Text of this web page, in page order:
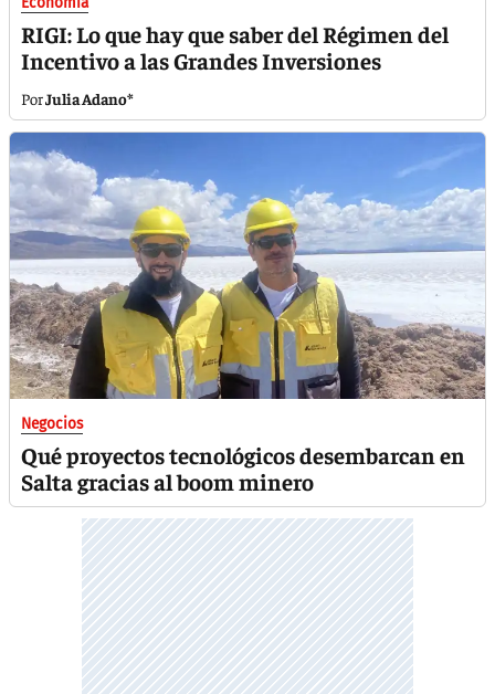
RIGI: Lo que hay que saber del Régimen del
Incentivo a las Grandes Inversiones
Julia Adano*
Negocios
Qué proyectos tecnológicos desembarcan en
Salta gracias al boom minero